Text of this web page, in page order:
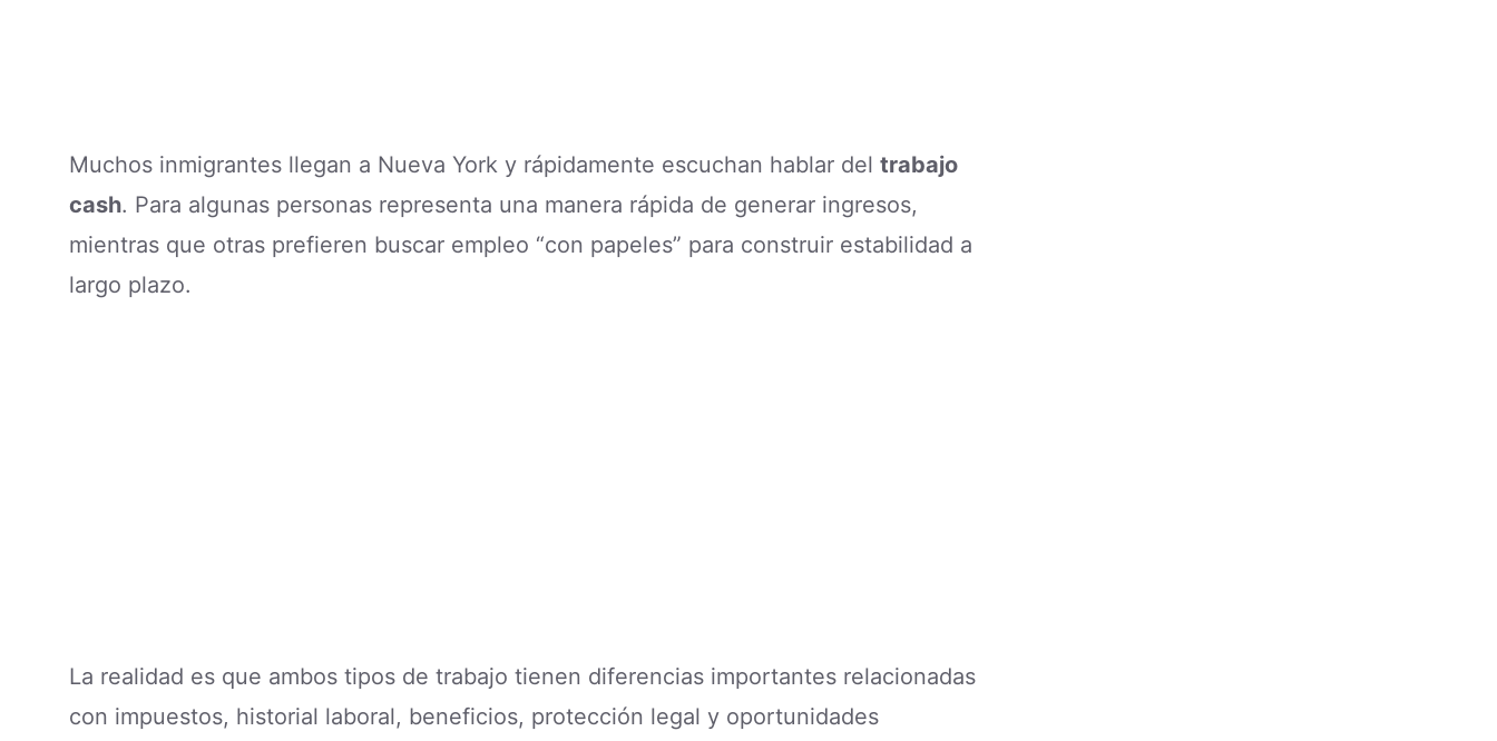
Muchos inmigrantes llegan a Nueva York y rápidamente escuchan hablar del trabajo
cash. Para algunas personas representa una manera rápida de generar ingresos,
mientras que otras prefieren buscar empleo “con papeles” para construir estabilidad a
largo plazo.
La realidad es que ambos tipos de trabajo tienen diferencias importantes relacionadas
con impuestos, historial laboral, beneficios, protección legal y oportunidades